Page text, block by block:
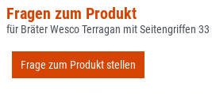
Fragen zum Produkt
für Bräter Wesco Terragan mit Seitengriffen 33
Frage zum Produkt stellen